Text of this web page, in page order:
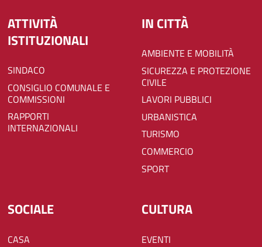
ATTIVITÀ
ISTITUZIONALI
SINDACO
CONSIGLIO COMUNALE E
COMMISSIONI
RAPPORTI
INTERNAZIONALI
IN CITTÀ
AMBIENTE E MOBILITÀ
SICUREZZA E PROTEZIONE
CIVILE
LAVORI PUBBLICI
URBANISTICA
TURISMO
COMMERCIO
SPORT
SOCIALE
CASA
CULTURA
EVENTI